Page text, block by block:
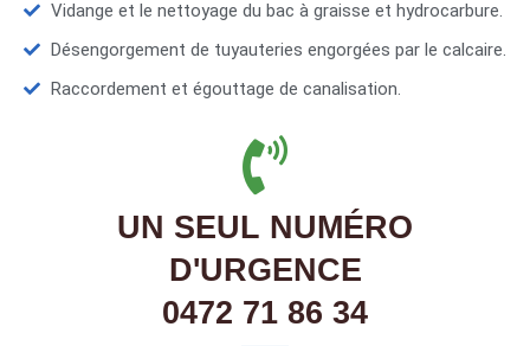
Vidange et le nettoyage du bac à graisse et hydrocarbure.
Désengorgement de tuyauteries engorgées par le calcaire.
Raccordement et égouttage de canalisation.
UN SEUL NUMÉRO
D'URGENCE
0472 71 86 34